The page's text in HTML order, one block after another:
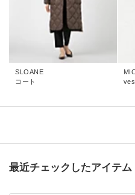
SLOANE
コート
最近チェックしたアイテム